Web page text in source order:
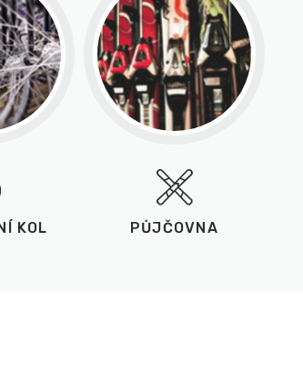
KOL PŮJČOVNA